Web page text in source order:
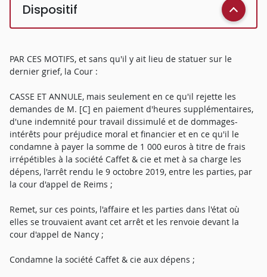
Dispositif
PAR CES MOTIFS, et sans qu'il y ait lieu de statuer sur le
dernier grief, la Cour :
CASSE ET ANNULE, mais seulement en ce qu'il rejette les
demandes de M. [C] en paiement d'heures supplémentaires,
d'une indemnité pour travail dissimulé et de dommages-
intérêts pour préjudice moral et financier et en ce qu'il le
condamne à payer la somme de 1 000 euros à titre de frais
irrépétibles à la société Caffet & cie et met à sa charge les
dépens, l'arrêt rendu le 9 octobre 2019, entre les parties, par
la cour d'appel de Reims ;
Remet, sur ces points, l'affaire et les parties dans l'état où
elles se trouvaient avant cet arrêt et les renvoie devant la
cour d'appel de Nancy ;
Condamne la société Caffet & cie aux dépens ;